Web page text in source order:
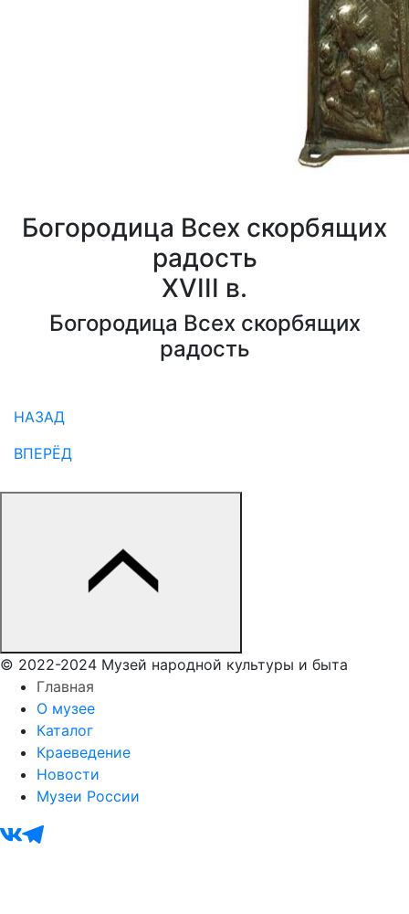
Богородица Всех скорбящих
радость
XVIII в.
Богородица Всех скорбящих
радость
НАЗАД
ВПЕРЁД
© 2022-2024 Музей народной культуры и быта
Главная
О музее
Каталог
Краеведение
Новости
Музеи России